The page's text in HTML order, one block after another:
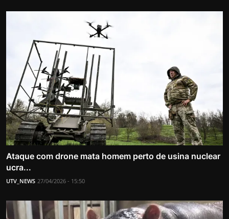
Ataque com drone mata homem perto de usina nuclear
ucra...
UTV_NEWS 27/04/2026 - 15:50